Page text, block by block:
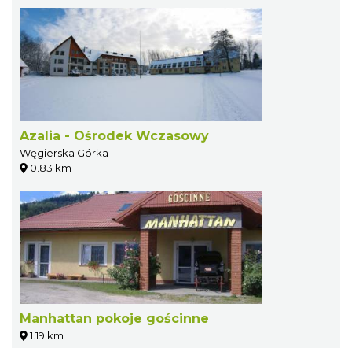
Azalia - Ośrodek Wczasowy
Węgierska Górka
0.83 km
Manhattan pokoje gościnne
1.19 km